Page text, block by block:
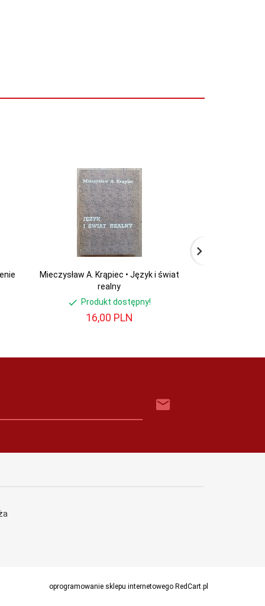
Mieczysław A. Krąpiec • Język i świat
realny
Produkt dostępny!
16,00 PLN
oprogramowanie sklepu internetowegoRedCart.pl